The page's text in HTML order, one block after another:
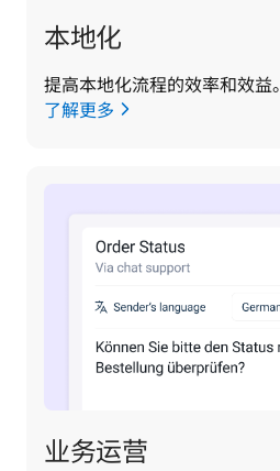
本地化
提高本地化流程的效率和效益。
了解更多
业务运营